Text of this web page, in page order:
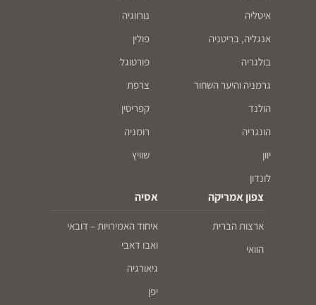
איטליה
אנגליה, בריטניה
בולגריה
גרמניה והיער השחור
הולנד
הונגריה
יוון
לונדון
נורווגיה
פולין
פורטוגל
צרפת
קפריסין
רומניה
שוויץ
צפון אמריקה
ארצות הברית
הוואי
אסיה
איחוד האמירויות – דובאי
ואבו דאבי
גיאורגיה
יפן